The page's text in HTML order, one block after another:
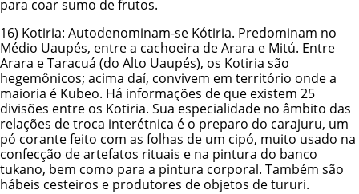
para coar sumo de frutos.
16) Kotiria: Autodenominam-se Kótiria. Predominam no
Médio Uaupés, entre a cachoeira de Arara e Mitú. Entre
Arara e Taracuá (do Alto Uaupés), os Kotiria são
hegemônicos; acima daí, convivem em território onde a
maioria é Kubeo. Há informações de que existem 25
divisões entre os Kotiria. Sua especialidade no âmbito das
relações de troca interétnica é o preparo do carajuru, um
pó corante feito com as folhas de um cipó, muito usado na
confecção de artefatos rituais e na pintura do banco
tukano, bem como para a pintura corporal. Também são
hábeis cesteiros e produtores de objetos de tururi.